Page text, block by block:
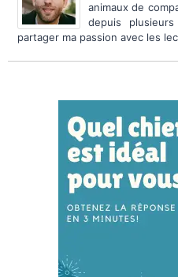
animaux de
depuis
partager ma passion avec les